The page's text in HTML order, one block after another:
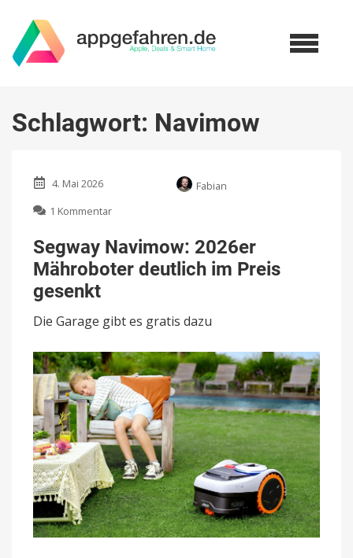
Schlagwort: Navimow
4. Mai 2026
Fabian
1 Kommentar
Navimow:
2026er
Mähroboter
Preis
gesenkt
Segway Navimow: 2026er
Mähroboter deutlich im Preis
gesenkt
Die Garage gibt es gratis dazu